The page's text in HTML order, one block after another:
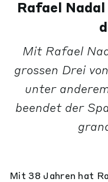
Rafael
Mit Rafael
grossen Drei
unter
beendet der
Mit 38 Jahren hat